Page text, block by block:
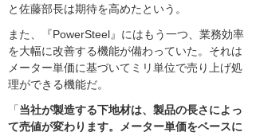
と佐藤部長は期待を高めたという。
また、『PowerSteel』にはもう一つ、業務効率
を大幅に改善する機能が備わっていた。それは
メーター単価に基づいてミリ単位で売り上げ処
理ができる機能だ。
「当社が製造する下地材は、製品の長さによっ
て売値が変わります。メーター単価をベースに